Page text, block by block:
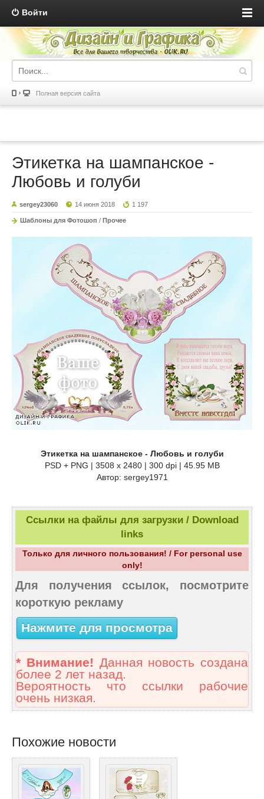
Войти
Полная версия сайта
Этикетка на шампанское -
Любовь и голуби
sergey23060 14 июня 2018 1 197
Шаблоны для Фотошоп / Прочее
Этикетка на шампанское - Любовь и голуби
PSD + PNG | 3508 x 2480 | 300 dpi | 45.95 MB
Автор: sergey1971
Ссылки на файлы для загрузки / Download
links
Только для личного пользования! / For personal use
only!
Для получения ссылок, посмотрите
короткую рекламу
Нажмите для просмотра
* Внимание! Данная новость создана
более 2 лет назад.
Вероятность что ссылки рабочие
очень низкая.
Похожие новости